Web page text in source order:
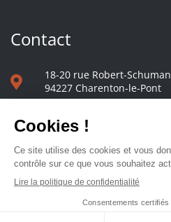
Contact
18-20 rue Robert-Schuman
94227 Charenton-le-Pont